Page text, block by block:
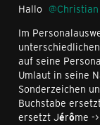
Hallo Christian
Im
auf seine
Umlaut in seine
Sonderzeichen
Buchstabe
ersetzt Jérôme ->